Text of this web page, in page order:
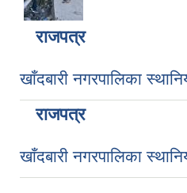
राजपत्र
खाँदबारी नगरपालिका
राजपत्र
खाँदबारी नगरपालिका